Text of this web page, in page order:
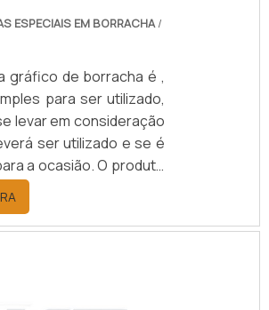
ESPECIAIS EM BORRACHA/
gráfico de borracha é ,
para ser utilizado,
levar em consideração
ser utilizado e se é
a ocasião. O produto
é eficiente,
produto
formatos e são,